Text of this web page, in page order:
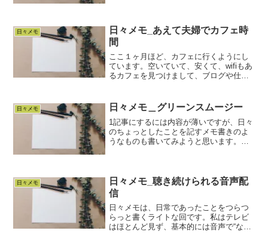
てみないとわからないか...
日々メモ
日々メモ_あえて夫婦でカフェ時
間
ここ１ヶ月ほど、カフェに行くようにし
ています。空いていて、安くて、wifiもあ
るカフェを見つけまして、ブログや仕
果もあり、止まっていたブログを更新で
きているわけですが、...
日々メモ 日々メモ＿グリーンスムージー
1記事にするには内容が薄いですが、日々
のちょっとしたことを記すメモ書きのよ
うなものも書いてみようと思います。グ
で、毎年夏にちょこちょこ...
日々メモ
日々メモ_聴き続けられる音声配
信
日々メモは、日常であったことをつらつ
らっと書くライトな回です。私はテレビ
はほとんど見ず、基本的には音声で“なが